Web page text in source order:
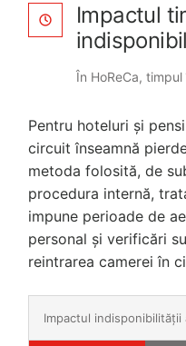
Impactul
În HoReCa,
Pentru hoteluri și
circuit înseamnă
metoda folosită, de
procedura internă,
impune perioade de
personal și verificări
reintrarea camerei în
Impactul